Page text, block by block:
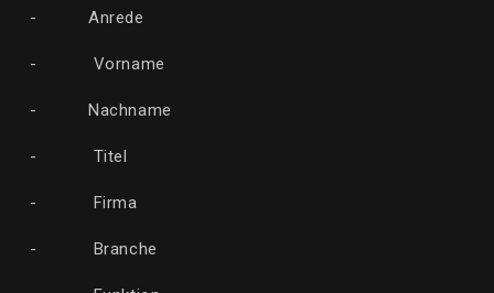
- Anrede
- Vorname
- Nachname
- Titel
- Firma
- Branche